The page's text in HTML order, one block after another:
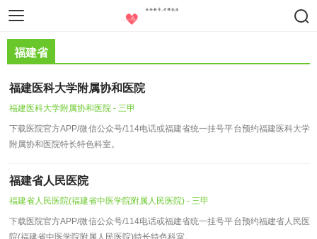
智慧医疗 医疗设备 药物器械
福建省
福建医科大学附属协和医院
福建医科大学附属协和医院 - 三甲
下载医院官方APP/微信公众号/114电话或福建省统一挂号平台预约福建医科大学
附属协和医院特长特色科室。
福建省人民医院
福建省人民医院(福建省中医学院附属人民医院) - 三甲
下载医院官方APP/微信公众号/114电话或福建省统一挂号平台预约福建省人民医
院(福建省中医学院附属人民医院)特长特色科室。